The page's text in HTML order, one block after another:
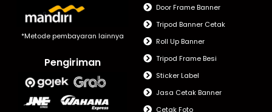
*Metode pembayaran lainnya
Pengiriman
Door Frame Banner
Tripod Banner Cetak
Roll Up Banner
Tripod Frame Besi
Sticker Label
Jasa Cetak Banner
Cetak Foto